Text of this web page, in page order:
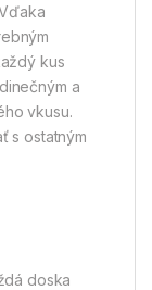
kus
a
vkusu.
s ostatným
doska